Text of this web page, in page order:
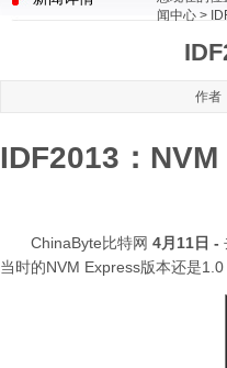
闻中心 >
作者
IDF2013：
ChinaByte比特网 4月11日 -
当时的NVM Express版本还是